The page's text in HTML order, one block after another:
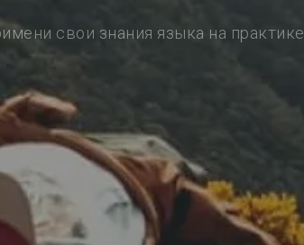
свои знания языка на практике